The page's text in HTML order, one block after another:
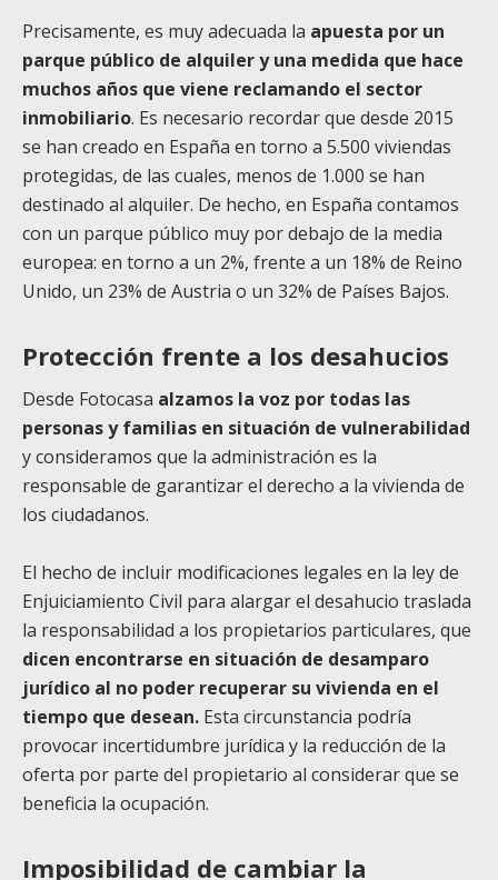
Precisamente, es muy adecuada la apuesta por un
parque público de alquiler y una medida que hace
muchos años que viene reclamando el sector
inmobiliario. Es necesario recordar que desde 2015
se han creado en España en torno a 5.500 viviendas
protegidas, de las cuales, menos de 1.000 se han
destinado al alquiler. De hecho, en España contamos
con un parque público muy por debajo de la media
europea: en torno a un 2%, frente a un 18% de Reino
Unido, un 23% de Austria o un 32% de Países Bajos.
Protección frente a los desahucios
Desde Fotocasa alzamos la voz por todas las
personas y familias en situación de vulnerabilidad
y consideramos que la administración es la
responsable de garantizar el derecho a la vivienda de
los ciudadanos.
El hecho de incluir modificaciones legales en la ley de
Enjuiciamiento Civil para alargar el desahucio traslada
la responsabilidad a los propietarios particulares, que
dicen encontrarse en situación de desamparo
jurídico al no poder recuperar su vivienda en el
tiempo que desean. Esta circunstancia podría
provocar incertidumbre jurídica y la reducción de la
oferta por parte del propietario al considerar que se
beneficia la ocupación.
Imposibilidad de cambiar la